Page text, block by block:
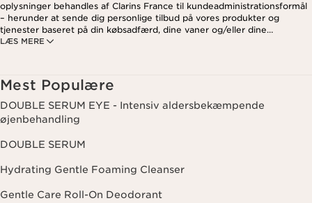
LÆS MERE
oplysninger behandles af Clarins France til kundeadministrationsformål
– herunder at sende dig personlige tilbud på vores produkter og
tjenester baseret på din købsadfærd, dine vaner og/eller dine
interesser. Dette kan også omfatte visning på sociale medier og
nyhedsbrev. For mere information om, hvordan vi håndterer dine data
og dine rettigheder, se venligst vores
Mest Populære
DOUBLE SERUM EYE - Intensiv aldersbekæmpende
øjenbehandling
DOUBLE SERUM
Hydrating Gentle Foaming Cleanser
Gentle Care Roll-On Deodorant